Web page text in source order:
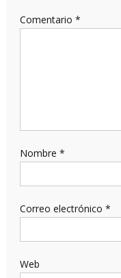
Comentario *
Nombre *
Correo electrónico *
Web